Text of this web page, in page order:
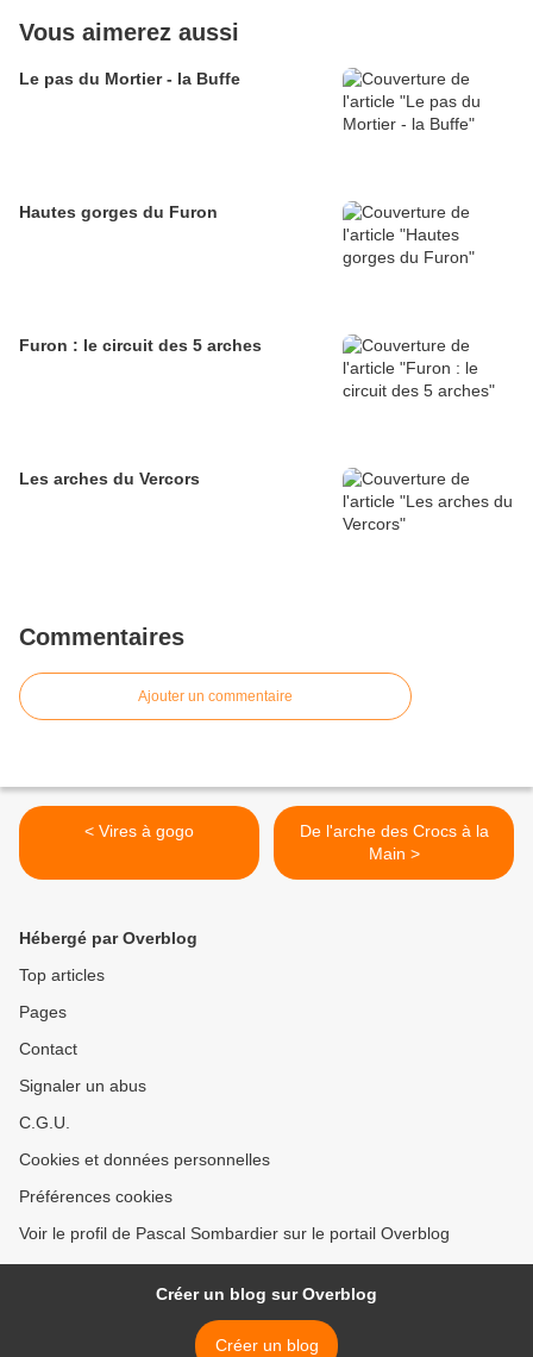
Vous aimerez aussi
Le pas du Mortier - la Buffe
Hautes gorges du Furon
Furon : le circuit des 5 arches
Les arches du Vercors
Commentaires
Ajouter un commentaire
< Vires à gogo
De l'arche des Crocs à la
Main >
Hébergé par Overblog
Top articles
Pages
Contact
Signaler un abus
C.G.U.
Cookies et données personnelles
Préférences cookies
Voir le profil de Pascal Sombardier sur le portail Overblog
Créer un blog sur Overblog
Créer un blog